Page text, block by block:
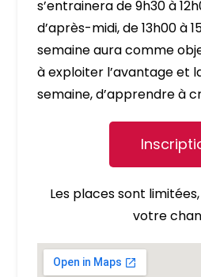
s’entrainera de 9h30 à
d’après-midi, de 13h00 à
semaine aura comme
à exploiter l’avantage et
semaine, d’apprendre à
Les places sont
votre